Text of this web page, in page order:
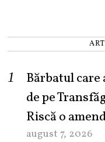
Bărbatul care
de pe
Riscă o
august 7, 2026